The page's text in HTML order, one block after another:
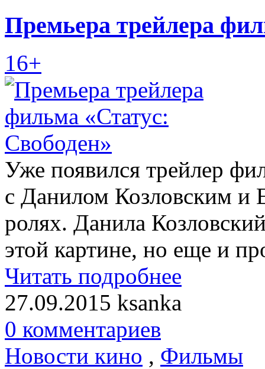
Премьера трейлера
16+
Уже появился трейлер
с Данилом Козловским и
ролях. Данила
этой картине, но еще и
Читать подробнее
27.09.2015 ksanka
0 комментариев
Новости кино , Фильмы